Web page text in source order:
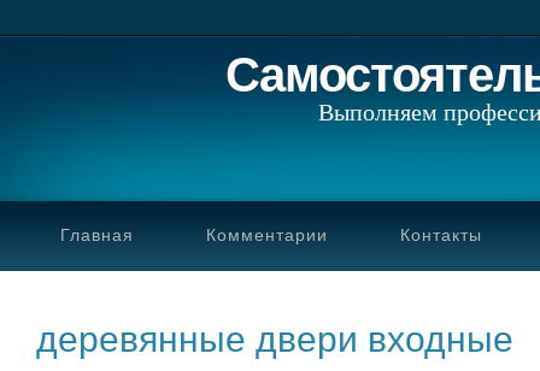
Выполняем
Главная Комментарии Контакты
деревянные двери входные